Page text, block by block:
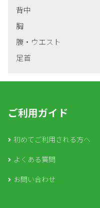
背中
胸
腹・ウエスト
足首
ご利用ガイド
初めてご利用される方へ
よくある質問
お問い合わせ